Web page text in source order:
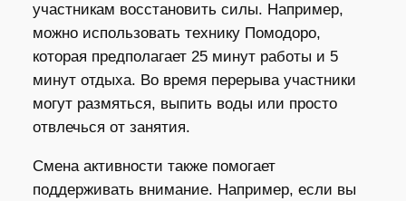
участникам восстановить силы. Например,
можно использовать технику Помодоро,
которая предполагает 25 минут работы и 5
минут отдыха. Во время перерыва участники
могут размяться, выпить воды или просто
отвлечься от занятия.
Смена активности также помогает
поддерживать внимание. Например, если вы